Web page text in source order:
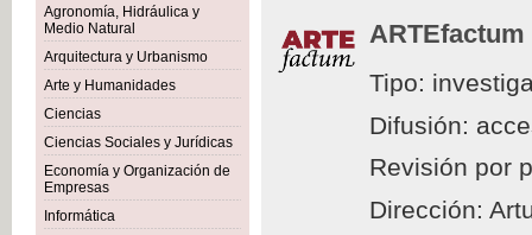
Agronomía, Hidráulica y
Medio Natural
Arquitectura y Urbanismo
Arte y Humanidades
Ciencias
Ciencias Sociales y Jurídicas
Economía y Organización de
Empresas
Informática
ARTEfactum
Tipo:
Difusión:
Revisión por
Dirección: